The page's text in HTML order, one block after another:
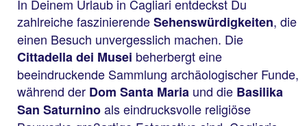
In Deinem Urlaub in Cagliari entdeckst Du
zahlreiche faszinierendeSehenswürdigkeiten, die
einen Besuch unvergesslich machen. Die
Cittadella dei Musei beherbergt eine
beeindruckende Sammlung archäologischer Funde,
während der Dom Santa Maria und die Basilika
San Saturninoals eindrucksvolle religiöse